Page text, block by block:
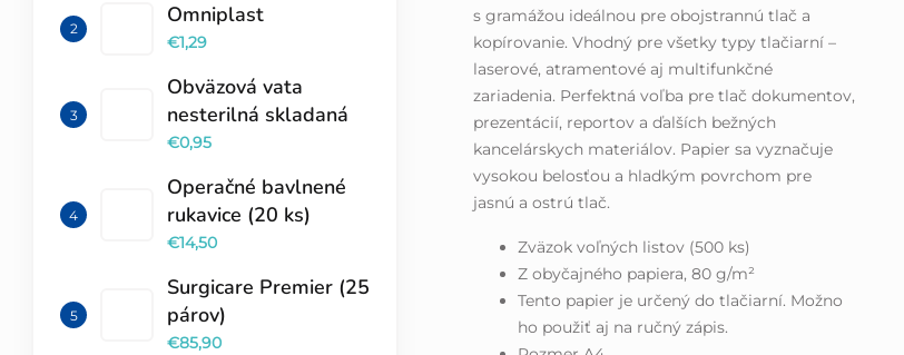
Omniplast
€1,29
Obväzová vata
nesterilná skladaná
€0,95
Operačné bavlnené
rukavice (20 ks)
€14,50
Surgicare Premier (25
párov)
€85,90
s gramážou ideálnou pre obojstrannú tlač a
kopírovanie. Vhodný pre všetky typy tlačiarní –
laserové, atramentové aj multifunkčné
zariadenia. Perfektná voľba pre tlač dokumentov,
prezentácií, reportov a ďalších bežných
kancelárskych materiálov. Papier sa vyznačuje
vysokou belosťou a hladkým povrchom pre
jasnú a ostrú tlač.
Zväzok voľných listov (500 ks)
Z obyčajného papiera, 80 g/m²
Tento papier je určený do tlačiarní. Možno
ho použiť aj na ručný zápis.